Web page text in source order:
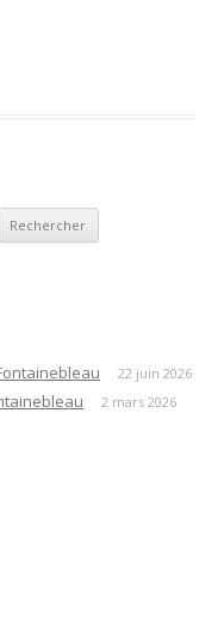
22 juin 2026
2 mars 2026